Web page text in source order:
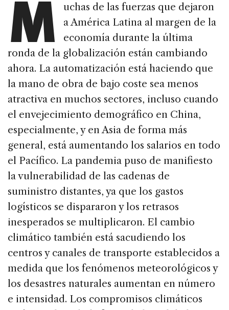
M
uchas de las fuerzas que dejaron
a América Latina al margen de la
economía durante la última
ronda de la globalización están cambiando
ahora. La automatización está haciendo que
la mano de obra de bajo coste sea menos
atractiva en muchos sectores, incluso cuando
el envejecimiento demográfico en China,
especialmente, y en Asia de forma más
general, está aumentando los salarios en todo
el Pacífico. La pandemia puso de manifiesto
la vulnerabilidad de las cadenas de
suministro distantes, ya que los gastos
logísticos se dispararon y los retrasos
inesperados se multiplicaron. El cambio
climático también está sacudiendo los
centros y canales de transporte establecidos a
medida que los fenómenos meteorológicos y
los desastres naturales aumentan en número
e intensidad. Los compromisos climáticos